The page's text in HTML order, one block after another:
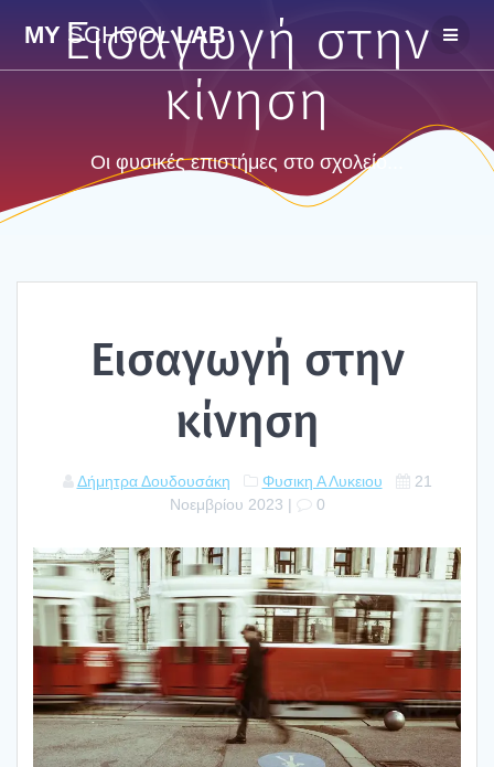
to
content
MY SCHOOLLAB
Εισαγωγή στην
κίνηση
Οι φυσικές επιστήμες στο σχολείο...
Εισα­γω­γή στην
κίνη­ση
Δήμητρα Δουδουσάκη Φυσικη Α Λυκειου
21
Νοεμβρίου 2023 | 0